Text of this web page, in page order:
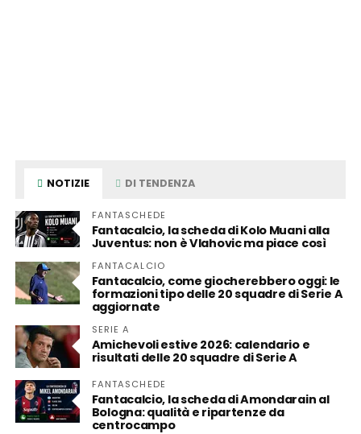
NOTIZIE DI TENDENZA
FANTASCHEDE
Fantacalcio, la scheda di Kolo Muani alla
Juventus: non è Vlahovic ma piace così
FANTACALCIO
Fantacalcio, come giocherebbero oggi: le
formazioni tipo delle 20 squadre di Serie A
aggiornate
SERIE A
Amichevoli estive 2026: calendario e
risultati delle 20 squadre di Serie A
FANTASCHEDE
Fantacalcio, la scheda di Amondarain al
Bologna: qualità e ripartenze da
centrocampo